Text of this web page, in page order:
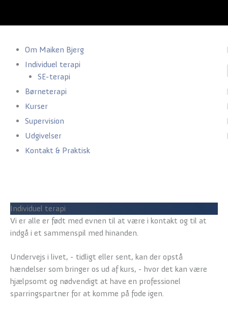
Om Maiken Bjerg
Individuel terapi
SE-terapi
Børneterapi
Kurser
Supervision
Udgivelser
Kontakt & Praktisk
Individuel terapi
Vi er alle er født med evnen til at være i kontakt og til at
indgå i et sammenspil med hinanden.
Undervejs i livet, - tidligt eller sent, kan der opstå
hændelser som bringer os ud af kurs, - hvor det kan være
hjælpsomt og nødvendigt at have en professionel
sparringspartner for at komme på fode igen.